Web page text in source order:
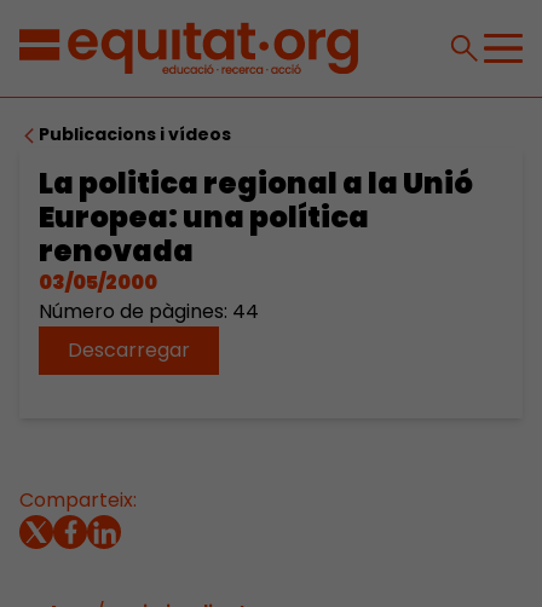
Publicacions i vídeos
La politica regional a la Unió
Europea: una política
renovada
03/05/2000
Número de pàgines: 44
Descarregar
Comparteix: